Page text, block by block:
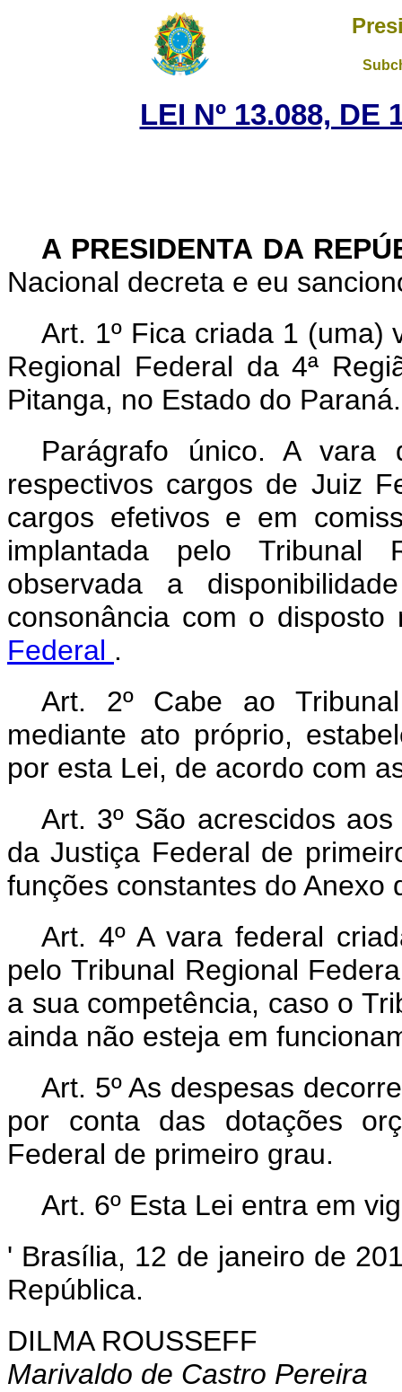
LEI Nº 13.088, DE
A PRESIDENTA DA
Nacional decreta e eu
Art. 1º Fica criada 1 (uma)
Regional Federal da 4ª
Pitanga, no Estado do Paraná.
Parágrafo único. A
respectivos cargos de Juiz
cargos efetivos e em
implantada pelo Tribunal
observada a
consonância com o
Federal .
Art. 2º Cabe ao
mediante ato próprio,
por esta Lei, de acordo com
Art. 3º São acrescidos
da Justiça Federal de
funções constantes do Anexo
Art. 4º A vara federal
pelo Tribunal Regional
a sua competência, caso o
ainda não esteja em
Art. 5º As despesas
por conta das dotações
Federal de primeiro grau.
Art. 6º Esta Lei entra em
' Brasília, 12 de janeiro de
República.
DILMA ROUSSEFF
Marivaldo de Castro Pereira